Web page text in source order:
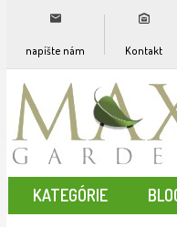
napíšte nám Kontakt
KATEGÓRIE